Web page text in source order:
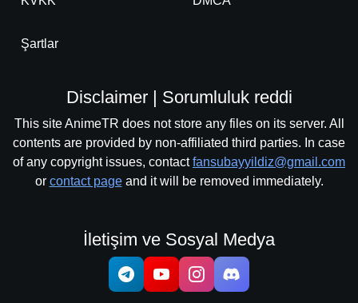
Şartlar
Disclaimer | Sorumluluk reddi
This site AnimeTR does not store any files on its server. All
contents are provided by non-affiliated third parties. In case
of any copyright issues, contactfansubayyildiz@gmail.com
or contact pageand it will be removed immediately.
İletişim ve Sosyal Medya